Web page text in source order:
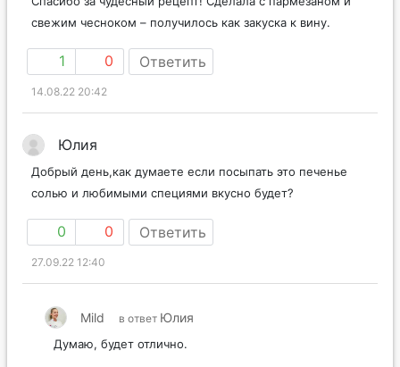
свежим чесноком – получилось как закуска к вину.
1 0 Ответить
14.08.22 20:42
Юлия
Добрый день,как думаете если посыпать это печенье
солью и любимыми специями вкусно будет?
0 0 Ответить
27.09.22 12:40
Mild в ответ Юлия
Думаю, будет отлично.